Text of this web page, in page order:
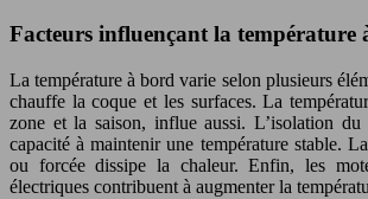
Facteurs influençant la température
La température à bord varie selon plusieurs
chauffe la coque et les surfaces. La
zone et la saison, influe aussi. L’isolation du
capacité à maintenir une température stable.
ou forcée dissipe la chaleur. Enfin, les
électriques contribuent à augmenter la